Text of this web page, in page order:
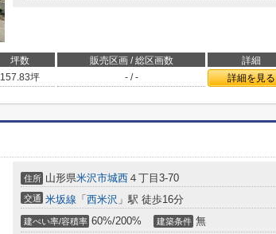
坪数 販売区画 / 総区画数 詳細
157.83坪 - / - 詳細を見る
住所 山形県米沢市城西 ４丁目3-70
交通 米坂線 「 西米沢 」駅 徒歩16分
建ぺい率/容積率 60%/200% 建築条件 無